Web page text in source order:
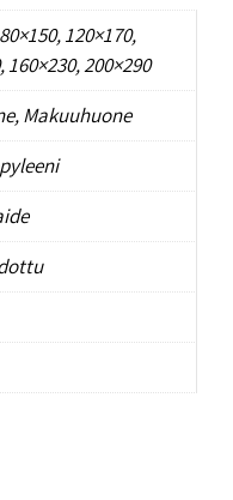
80×150,120×170,
,160×230,200×290
Makuuhuone